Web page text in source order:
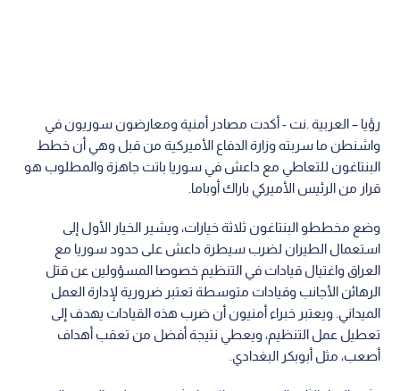
رؤيا – العربية .نت - أكدت مصادر أمنية ومعارضون سوريون في
واشنطن ما سربته وزارة الدفاع الأميركية من قبل وهي أن خطط
البنتاغون للتعاطي مع داعش في سوريا باتت جاهزة والمطلوب هو
قرار من الرئيس الأميركي باراك أوباما.
وضع مخططو البنتاغون ثلاثة خيارات، ويشير الخيار الأول إلى
استعمال الطيران لضرب سيطرة داعش على حدود سوريا مع
العراق واغتيال قيادات في التنظيم خصوصا المسؤولين عن قتل
الرهائن الأجانب وقيادات متوسطة تعتبر ضرورية لإدارة العمل
الميداني. ويعتبر خبراء أمنيون أن ضرب هذه القيادات يهدف إلى
تعطيل عمل التنظيم، ويعطي نتيجة أفضل من تعقب أهداف
أصعب، مثل أبوبكر البغدادي.